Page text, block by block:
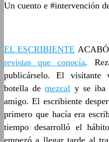
Un cuento e #intervención
EL ESCRIBIENTE
revistas que conocía.
publicárselo. El visitante
botella demezcal y se iba
amigo. El escribiente
primero que hacía era
tiempo desarrolló el
empezó a llegar tarde al